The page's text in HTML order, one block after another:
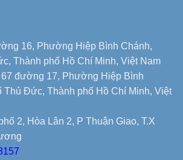
16, Phường Hiệp Bình Chánh,
Thành phố Hồ Chí Minh, Việt Nam
đường 17, Phường Hiệp Bình
Thủ Đức, Thành phố Hồ Chí Minh, Việt
2, Hòa Lân 2, P Thuận Giao, T.X